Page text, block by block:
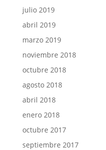
julio 2019
abril 2019
marzo 2019
noviembre 2018
octubre 2018
agosto 2018
abril 2018
enero 2018
octubre 2017
septiembre 2017